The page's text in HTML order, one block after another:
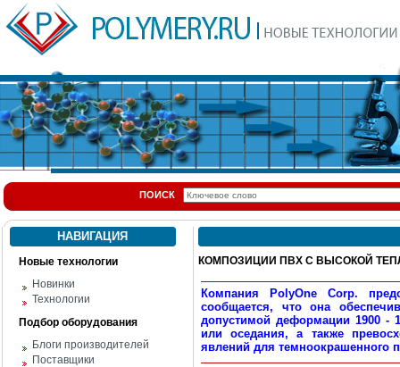
ПОИСК
НАВИГАЦИЯ
Новые технологии
Новинки
Технологии
Подбор оборудования
Блоги производителей
Поставщики
КОМПОЗИЦИИ ПВХ С ВЫСОКОЙ
Компания PolyOne Corp.
сообщается, что она
допустимой деформации 1900 -
или оседания, а также
явлений для темноокрашенного